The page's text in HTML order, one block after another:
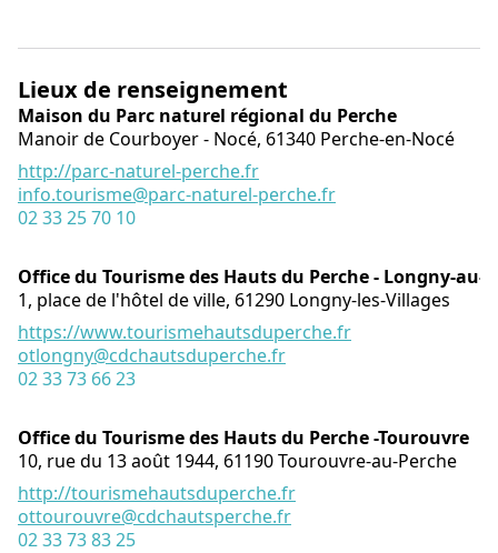
Lieux de renseignement
Maison du Parc naturel régional du Perche
Manoir de Courboyer - Nocé, 61340 Perche-en-Nocé
http://parc-naturel-perche.fr
info.tourisme@parc-naturel-perche.fr
02 33 25 70 10
Office du Tourisme des Hauts du Perche - Longny-au-
1, place de l'hôtel de ville, 61290 Longny-les-Villages
https://www.tourismehautsduperche.fr
otlongny@cdchautsduperche.fr
02 33 73 66 23
Office du Tourisme des Hauts du Perche -Tourouvre
10, rue du 13 août 1944, 61190Tourouvre-au-Perche
http://tourismehautsduperche.fr
ottourouvre@cdchautsperche.fr
02 33 73 83 25